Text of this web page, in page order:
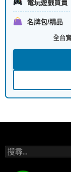
電玩遊戲買賣
名牌包/精品
全台
搜
尋